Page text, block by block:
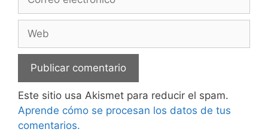
electrónico
Este sitio usa Akismet para reducir el spam.
Aprende cómo se procesan los datos de tus
comentarios.